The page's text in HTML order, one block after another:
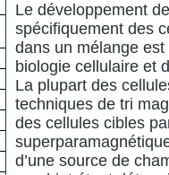
Le développement
spécifiquement des
dans un mélange
biologie cellulaire et
La plupart des
techniques de tri
des cellules cibles
d’une source de